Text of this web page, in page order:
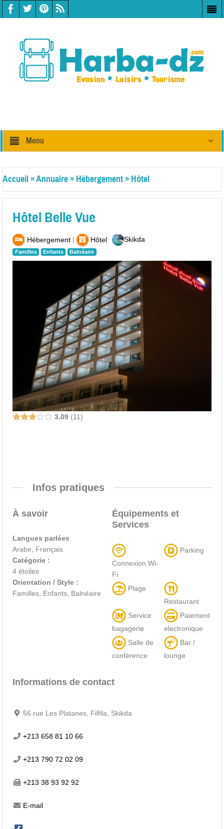
Menu
Accueil»Annuaire» Hébergement» Hôtel
Hôtel Belle Vue
Hébergement| Hôtel
Familles Enfants Balnéaire
Skikda
3.09 11
Infos pratiques
À savoir
Langues parlées
Arabe, Français
Catégorie :
4 étoiles
Orientation / Style :
Familles, Enfants, Balnéaire
Équipements et
Services
Connexion Wi-
Fi
Parking
Plage
Restaurant
Service
bagagerie
Paiement
electronique
Salle de
conférence
Bar /
lounge
Informations de contact
56 rue Les Platanes, Filfila, Skikda
+213 658 81 10 66
+213 790 72 02 09
+213 38 93 92 92
E-mail